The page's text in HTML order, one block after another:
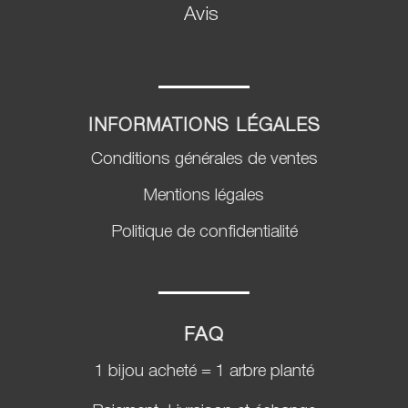
Avis
INFORMATIONS LÉGALES
Conditions générales de ventes
Mentions légales
Politique de confidentialité
FAQ
1 bijou acheté = 1 arbre planté